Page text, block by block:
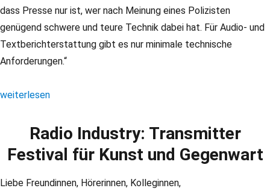
dass Presse nur ist, wer nach Meinung eines Polizisten
genügend schwere und teure Technik dabei hat. Für Audio- und
Textberichterstattung gibt es nur minimale technische
Anforderungen.“
„Pressemitteilung: Einschränkung der Pressefreiheit bei den
weiterlesen
Radio Industry: Transmitter
Festival für Kunst und Gegenwart
Liebe Freundinnen, Hörerinnen, Kolleginnen,